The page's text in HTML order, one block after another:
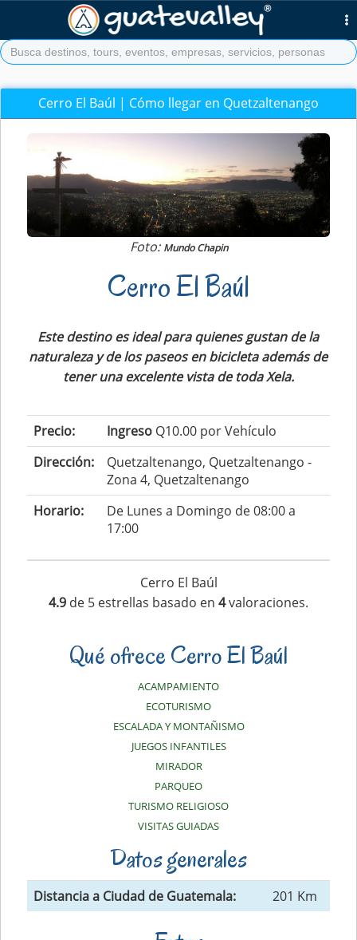
Cerro El Baúl | Cómo llegar en Quetzaltenango
Foto: Mundo Chapin
Cerro El Baúl
Este destino es ideal para quienes gustan de la
naturaleza y de los paseos en bicicleta además de
tener una excelente vista de toda Xela.
Precio: IngresoQ10.00 por Vehículo
Dirección:
Quetzaltenango, Quetzaltenango -
Zona 4, Quetzaltenango
Horario:
De Lunes a Domingo de 08:00 a
17:00
Cerro El Baúl
4.9 de 5 estrellas basado en 4valoraciones.
Qué ofrece Cerro El Baúl
ACAMPAMIENTO
ECOTURISMO
ESCALADA Y MONTAÑISMO
JUEGOS INFANTILES
MIRADOR
PARQUEO
TURISMO RELIGIOSO
VISITAS GUIADAS
Datos generales
Distancia a Ciudad de Guatemala: 201 Km